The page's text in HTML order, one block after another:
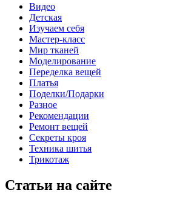
Видео
Детская
Изучаем себя
Мастер-класс
Мир тканей
Моделирование
Переделка вещей
Платья
Поделки/Подарки
Разное
Рекомендации
Ремонт вещей
Секреты кроя
Техника шитья
Трикотаж
Статьи на сайте